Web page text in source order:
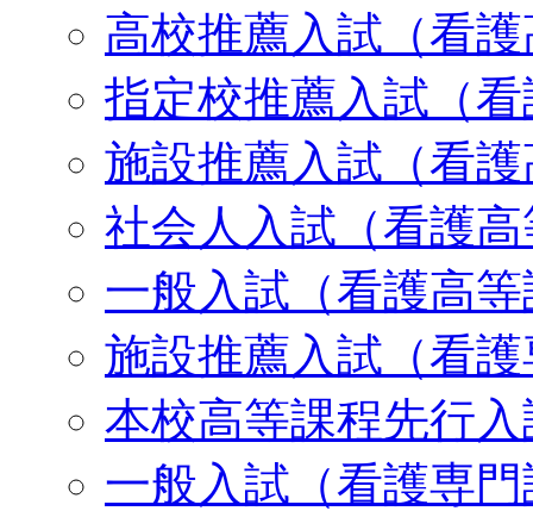
高校推薦入試（看
指定校推薦入試（
施設推薦入試（看
社会人入試（看護
一般入試（看護高
施設推薦入試（看
本校高等課程先行
一般入試（看護専